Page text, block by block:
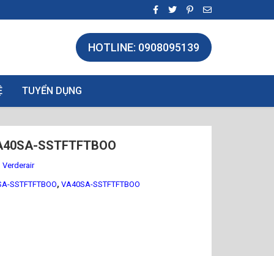
HOTLINE: 0908095139
TUYỂN DỤNG
SSTFTFTBOO
Verderair
SSTFTFTBOO, VA40SA-SSTFTFTBOO